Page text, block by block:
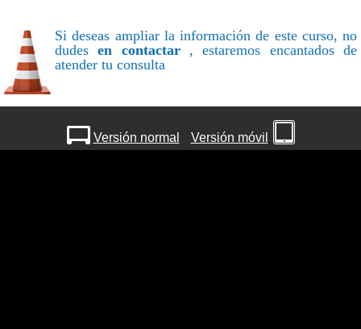
Si deseas ampliar la información de este curso, no
dudesen contactar, estaremos encantados de
atender tu consulta
Versión normal Versión móvil